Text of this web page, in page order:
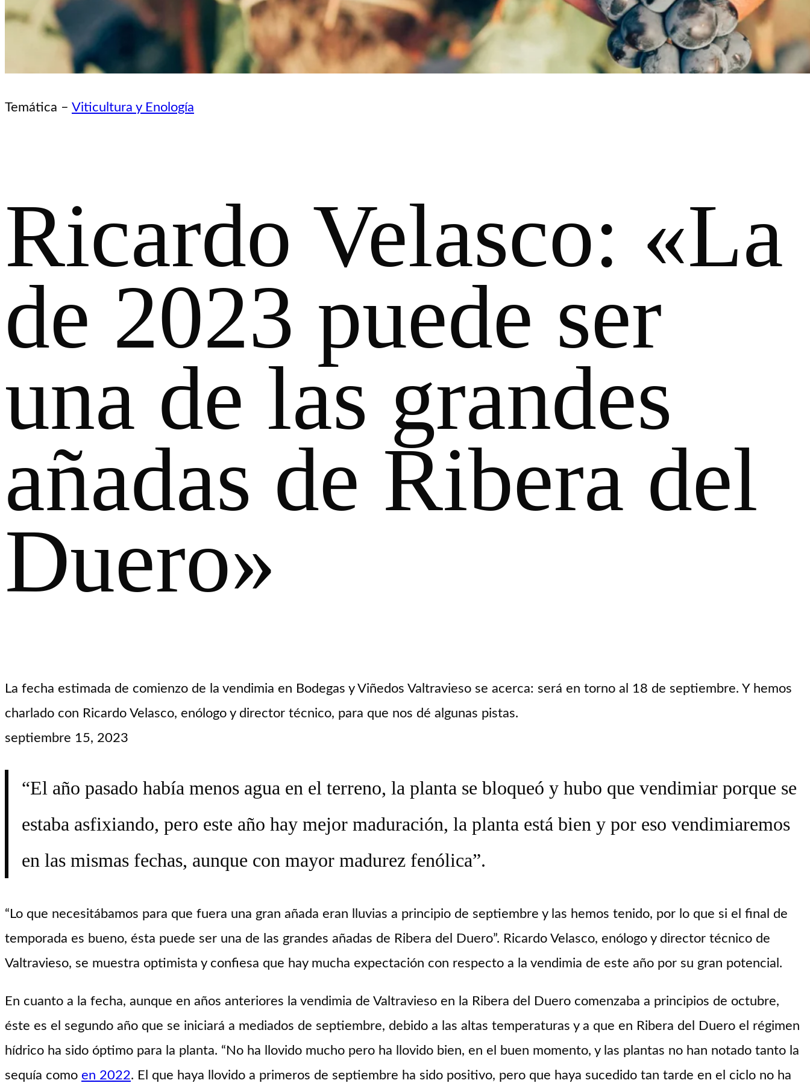
Temática – Viticultura y Enología
Ricardo Velasco: «La
de 2023 puede ser
una de las grandes
añadas de Ribera del
Duero»
La fecha estimada de comienzo de la vendimia en Bodegas y Viñedos Valtravieso se acerca: será en torno al 18 de septiembre. Y hemos
charlado con Ricardo Velasco, enólogo y director técnico, para que nos dé algunas pistas.
septiembre 15, 2023
“El año pasado había menos agua en el terreno, la planta se bloqueó y hubo que vendimiar porque se
estaba asfixiando, pero este año hay mejor maduración, la planta está bien y por eso vendimiaremos
en las mismas fechas, aunque con mayor madurez fenólica”.
“Lo que necesitábamos para que fuera una gran añada eran lluvias a principio de septiembre y las hemos tenido, por lo que si el final de
temporada es bueno, ésta puede ser una de las grandes añadas de Ribera del Duero”. Ricardo Velasco, enólogo y director técnico de
Valtravieso, se muestra optimista y confiesa que hay mucha expectación con respecto a la vendimia de este año por su gran potencial.
En cuanto a la fecha, aunque en años anteriores la vendimia de Valtravieso en la Ribera del Duero comenzaba a principios de octubre,
éste es el segundo año que se iniciará a mediados de septiembre, debido a las altas temperaturas y a que en Ribera del Duero el régimen
hídrico ha sido óptimo para la planta. “No ha llovido mucho pero ha llovido bien, en el buen momento, y las plantas no han notado tanto la
sequía como en 2022. El que haya llovido a primeros de septiembre ha sido positivo, pero que haya sucedido tan tarde en el ciclo no ha